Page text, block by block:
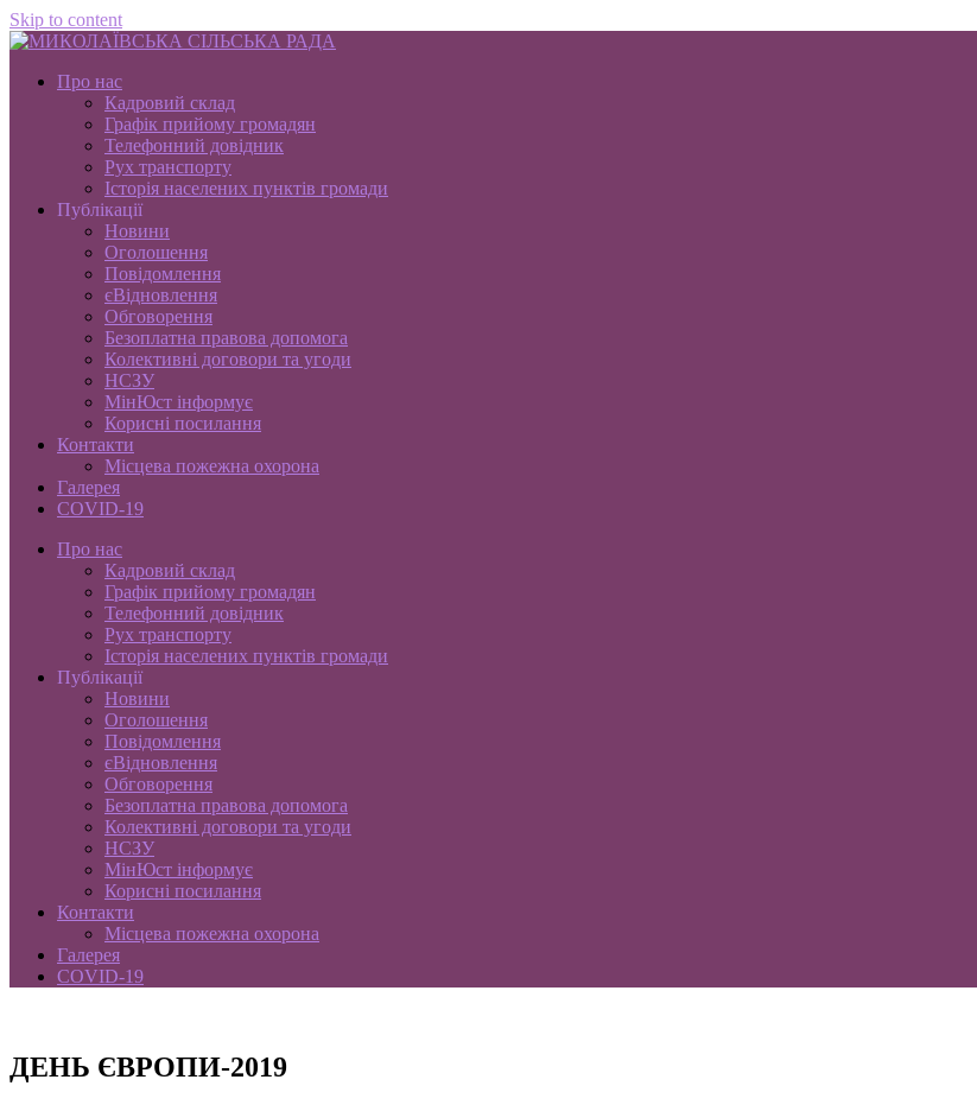
Skip to content
Про нас
Кадровий склад
Графік прийому громадян
Телефонний довідник
Рух транспорту
Історія населених пунктів громади
Публікації
Новини
Оголошення
Повідомлення
єВідновлення
Обговорення
Безоплатна правова допомога
Колективні договори та угоди
НСЗУ
МінЮст інформує
Корисні посилання
Контакти
Місцева пожежна охорона
Галерея
COVID-19
Про нас
Кадровий склад
Графік прийому громадян
Телефонний довідник
Рух транспорту
Історія населених пунктів громади
Публікації
Новини
Оголошення
Повідомлення
єВідновлення
Обговорення
Безоплатна правова допомога
Колективні договори та угоди
НСЗУ
МінЮст інформує
Корисні посилання
Контакти
Місцева пожежна охорона
Галерея
COVID-19
ДЕНЬ ЄВРОПИ-2019